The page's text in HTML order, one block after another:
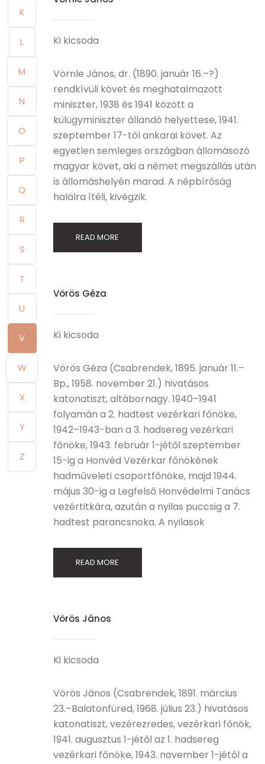
K
L
M
N
O
P
Q
R
S
T
U
V
W
X
Y
Z
Ki kicsoda
Vörnle János, dr. (1890. január 16.–?)
rendkívüli követ és meghatalmazott
miniszter, 1938 és 1941 között a
külügyminiszter állandó helyettese, 1941.
szeptember 17-től ankarai követ. Az
egyetlen semleges országban állomásozó
magyar követ, aki a német megszállás után
is állomáshelyén marad. A népbíróság
halálra ítéli, kivégzik.
READ MORE
Vörös Géza
Ki kicsoda
Vörös Géza (Csabrendek, 1895. január 11.–
Bp., 1958. november 21.) hivatásos
katonatiszt, altábornagy. 1940–1941
folyamán a 2. hadtest vezérkari főnöke,
1942–1943-ban a 3. hadsereg vezérkari
főnöke, 1943. február 1-jétől szeptember
15-ig a Honvéd Vezérkar főnökének
hadműveleti csoportfőnöke, majd 1944.
május 30-ig a Legfelső Honvédelmi Tanács
vezértitkára, azután a nyilas puccsig a 7.
hadtest parancsnoka. A nyilasok
READ MORE
Vörös János
Ki kicsoda
Vörös János (Csabrendek, 1891. március
23.–Balatonfüred, 1968. július 23.) hivatásos
katonatiszt, vezérezredes, vezérkari főnök,
1941. augusztus 1-jétől az 1. hadsereg
vezérkari főnöke, 1943. november 1-jétől a